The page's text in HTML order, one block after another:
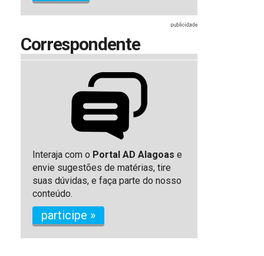
Correspondente
Interaja com o Portal AD Alagoas e
envie sugestões de matérias, tire
suas dúvidas, e faça parte do nosso
conteúdo.
participe »